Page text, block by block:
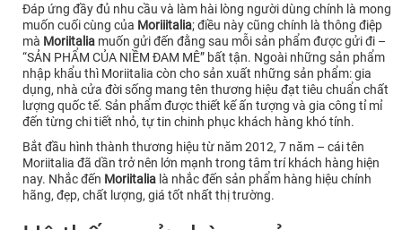
Đáp ứng đầy đủ nhu cầu và làm hài lòng người dùng chính là mong
muốn cuối cùng của Moriiitalia; điều này cũng chính là thông điệp
mà Moriitalia muốn gửi đến đằng sau mỗi sản phẩm được gửi đi –
“SẢN PHẨM CỦA NIỀM ĐAM MÊ” bất tận. Ngoài những sản phẩm
nhập khẩu thì Moriitalia còn cho sản xuất những sản phẩm: gia
dụng, nhà cửa đời sống mang tên thương hiệu đạt tiêu chuẩn chất
lượng quốc tế. Sản phẩm được thiết kế ấn tượng và gia công tỉ mỉ
đến từng chi tiết nhỏ, tự tin chinh phục khách hàng khó tính.
Bắt đầu hình thành thương hiệu từ năm 2012, 7 năm – cái tên
Moriitalia đã dần trở nên lớn mạnh trong tâm trí khách hàng hiện
nay. Nhắc đến Moriitalia là nhắc đến sản phẩm hàng hiệu chính
hãng, đẹp, chất lượng, giá tốt nhất thị trường.